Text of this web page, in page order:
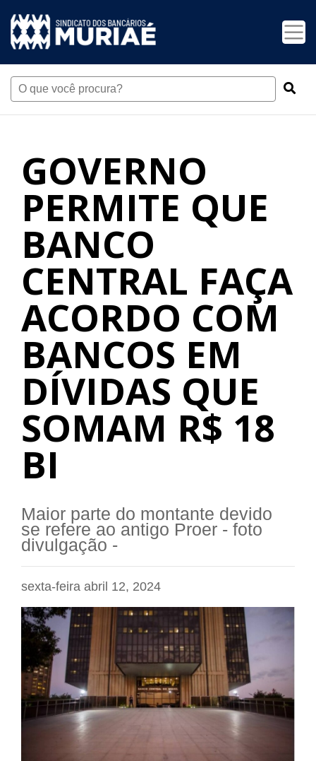
GOVERNO
PERMITE QUE
BANCO
CENTRAL FAÇA
ACORDO COM
BANCOS EM
DÍVIDAS QUE
SOMAM R$ 18
BI
Maior parte do montante devido
se refere ao antigo Proer - foto
divulgação -
sexta-feira abril 12, 2024